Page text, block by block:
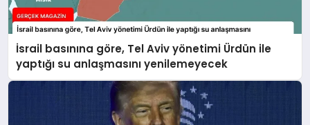
İsrail basınına göre, Tel Aviv yönetimi Ürdün ile
yaptığı su anlaşmasını yenilemeyecek